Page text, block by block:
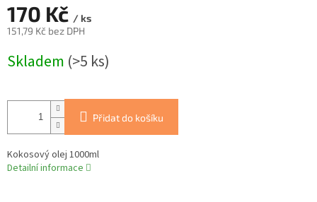
170 Kč / ks
151,79 Kč bez DPH
cena:
Skladem (>5 ks)
Přidat do košíku
Kokosový olej 1000ml
Detailní informace